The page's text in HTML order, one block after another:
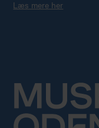
Læs mere her